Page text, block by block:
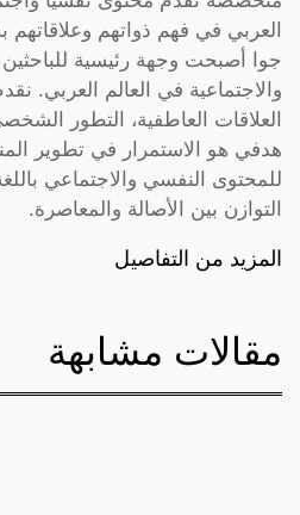
العربي في فهم ذواتهم
جوا أصبحت وجهة رئيسية
والاجتماعية في العالم العربي.
العلاقات العاطفية، التطور
هدفي هو الاستمرار في تطوير
للمحتوى النفسي والاجتماعي
التوازن بين الأصالة والمعاصرة.
المزيد من التفاصيل
مقالات مشابهة